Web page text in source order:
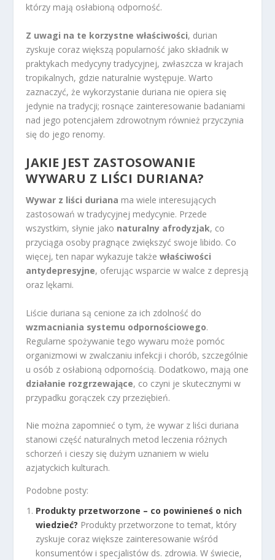
którzy mają osłabioną odporność.
Z uwagi na te korzystne właściwości, durian
zyskuje coraz większą popularność jako składnik w
praktykach medycyny tradycyjnej, zwłaszcza w krajach
tropikalnych, gdzie naturalnie występuje. Warto
zaznaczyć, że wykorzystanie duriana nie opiera się
jedynie na tradycji; rosnące zainteresowanie badaniami
nad jego potencjałem zdrowotnym również przyczynia
się do jego renomy.
JAKIE JEST ZASTOSOWANIE
WYWARU Z LIŚCI DURIANA?
Wywar z liści duriana ma wiele interesujących
zastosowań w tradycyjnej medycynie. Przede
wszystkim, słynie jako naturalny afrodyzjak, co
przyciąga osoby pragnące zwiększyć swoje libido. Co
więcej, ten napar wykazuje takżewłaściwości
antydepresyjne, oferując wsparcie w walce z depresją
oraz lękami.
Liście duriana są cenione za ich zdolność do
wzmacniania systemu odpornościowego.
Regularne spożywanie tego wywaru może pomóc
organizmowi w zwalczaniu infekcji i chorób, szczególnie
u osób z osłabioną odpornością. Dodatkowo, mają one
działanie rozgrzewające, co czyni je skutecznymi w
przypadku gorączek czy przeziębień.
Nie można zapomnieć o tym, że wywar z liści duriana
stanowi część naturalnych metod leczenia różnych
schorzeń i cieszy się dużym uznaniem w wielu
azjatyckich kulturach.
Podobne posty:
Produkty przetworzone – co powinieneś o nich
wiedzieć? Produkty przetworzone to temat, który
zyskuje coraz większe zainteresowanie wśród
konsumentów i specjalistów ds. zdrowia. W świecie,